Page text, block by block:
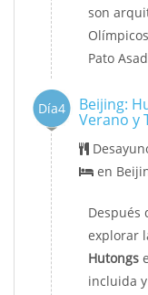
son
Pato
Día4 Beijing:
Verano y
en
Después
explorar
Hutongs
incluida